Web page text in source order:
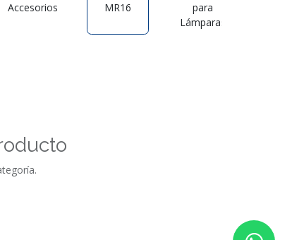
Accesorios MR16
para
Lámparas